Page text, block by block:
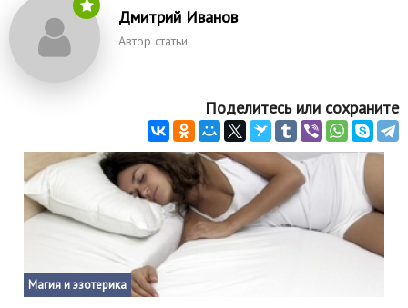
Дмитрий Иванов
Автор статьи
Поделитесь или сохраните
Магия и эзотерика